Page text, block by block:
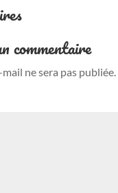
commentaire
ne sera pas publiée.